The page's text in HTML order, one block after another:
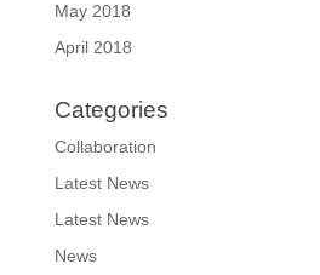
May 2018
April 2018
Categories
Collaboration
Latest News
Latest News
News